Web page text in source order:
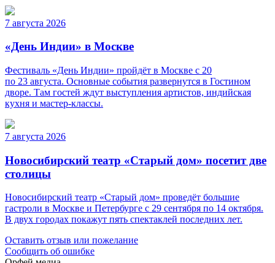
7 августа 2026
«День Индии» в Москве
Фестиваль «День Индии» пройдёт в Москве с 20
по 23 августа. Основные события развернутся в Гостином
дворе. Там гостей ждут выступления артистов, индийская
кухня и мастер-классы.
7 августа 2026
Новосибирский театр «Старый дом» посетит две
столицы
Новосибирский театр «Старый дом» проведёт большие
гастроли в Москве и Петербурге с 29 сентября по 14 октября.
В двух городах покажут пять спектаклей последних лет.
Оставить отзыв или пожелание
Сообщить об ошибке